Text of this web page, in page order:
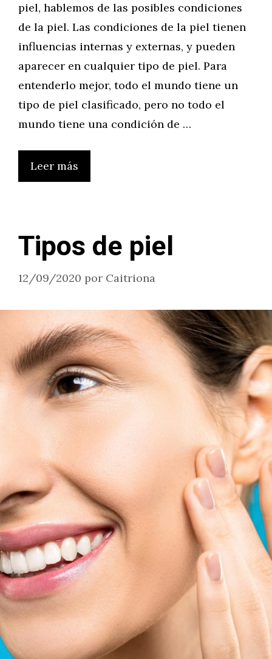
piel, hablemos de las posibles condiciones
de la piel. Las condiciones de la piel tienen
influencias internas y externas, y pueden
aparecer en cualquier tipo de piel. Para
entenderlo mejor, todo el mundo tiene un
tipo de piel clasificado, pero no todo el
mundo tiene una condición de …
Leer más
Tipos de piel
12/09/2020 por Caitriona